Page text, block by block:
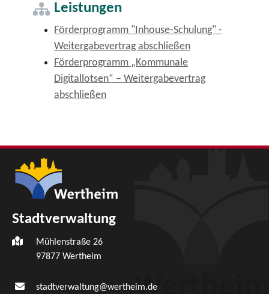
Leistungen
Förderprogramm "Inhouse-Schulung" -
Weitergabevertrag abschließen
Förderprogramm „Kommunale
Digitallotsen“ – Weitergabevertrag
abschließen
Stadtverwaltung
Mühlenstraße 26
97877 Wertheim
stadtverwaltung@wertheim.de